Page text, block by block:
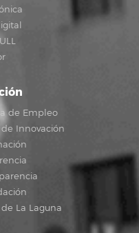
de Empleo
Innovación
La Laguna